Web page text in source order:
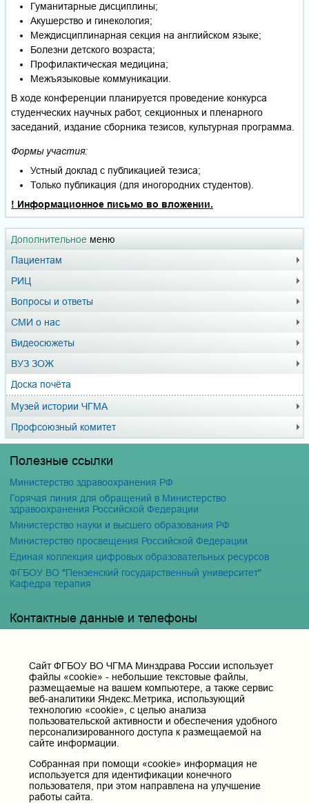
Дополнительное меню
Пациентам
РИЦ
Вопросы и ответы
СМИ о нас
Видеосюжеты
ВУЗ ЗОЖ
Доска почёта
Музей истории ЧГМА
Профсоюзный комитет
Гуманитарные дисциплины;
Акушерство и гинекология;
Междисциплинарная секция на английском языке;
Болезни детского возраста;
Профилактическая медицина;
Межъязыковые коммуникации.
В ходе конференции планируется проведение конкурса
студенческих научных работ, секционных и пленарного
заседаний, издание сборника тезисов, культурная программа.
Формы участия:
Устный доклад с публикацией тезиса;
Только публикация (для иногородних студентов).
! Информационное письмо во вложении.
Полезные ссылки
Министерство здравоохранения РФ
Горячая линия для обращений в Министерство
здравоохранения Российской Федерации
Министерство науки и высшего образования РФ
Министерство просвещения Российской Федерации
Единая коллекция цифровых образовательных ресурсов
ФГБОУ ВО "Пензенский государственный университет"
Кафедра терапия
Контактные данные и телефоны
здравоохранения Российской Федерации
Юридический и фактический адрес:
672000, Российская Федерация, Забайкальский край, г. Чита, ул.
Горького, д. 39 «а».
Телефон приёмной ректора:
8 (3022) 35-43-24
Электронная почта:
pochta@chitgma.ru
Официальная группа «ВКонтакте»:
Cайт ФГБОУ ВО ЧГМА Минздрава России использует
файлы «cookie» - небольшие текстовые файлы,
размещаемые на вашем компьютере, а также сервис
веб-аналитики Яндекс.Метрика, использующий
технологию «cookie», с целью анализа
пользовательской активности и обеспечения удобного
персонализированного доступа к размещаемой на
сайте информации.
Собранная при помощи «cookie» информация не
используется для идентификации конечного
пользователя, при этом направлена на улучшение
работы сайта.